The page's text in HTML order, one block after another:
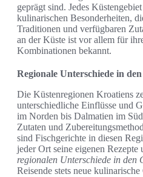
geprägt sind. Jedes
kulinarischen Besonderheiten,
Traditionen und verfügbaren
an der Küste ist vor allem für
Kombinationen bekannt.
Regionale Unterschiede in
Die Küstenregionen Kroatiens
unterschiedliche Einflüsse und
im Norden bis Dalmatien im
Zutaten und
sind Fischgerichte in diesen
jeder Ort seine eigenen
regionalen Unterschiede in den
Reisende stets neue